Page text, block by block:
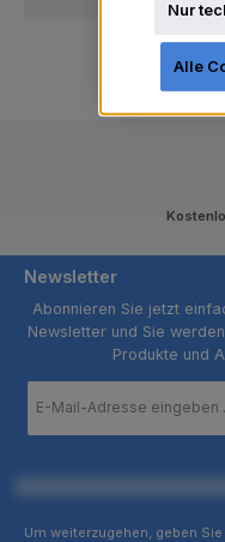
Newsletter
Abonnieren Sie jetzt
Newsletter und Sie
Produkte und
Mail-
Um weiterzugehen, geben
Nur
Alle